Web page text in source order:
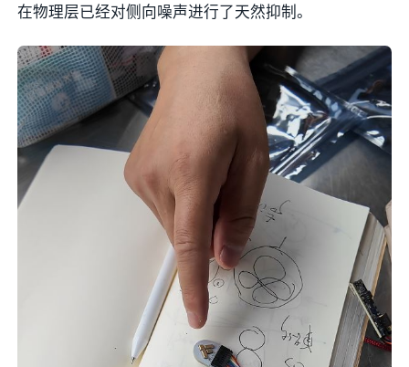
在物理层已经对侧向噪声进行了天然抑制。